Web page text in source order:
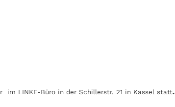
im LINKE-Büro in der Schillerstr. 21 in Kassel statt.